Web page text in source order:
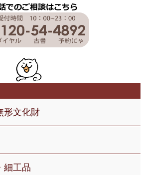
形文化財
細工品